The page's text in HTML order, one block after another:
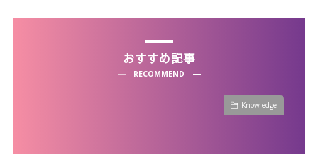
おすすめ記事
RECOMMEND
Knowledge